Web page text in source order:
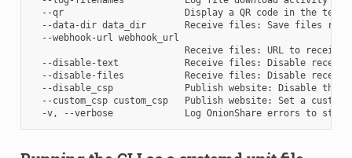
--qr                      Display a QR code in the
--data-dir data_dir       Receive files: Save files
  --webhook-url webhook_url
Receive files: URL to receive
--disable-text            Receive files: Disable
--disable-files           Receive files: Disable
--disable_csp             Publish website: Disable the
--custom_csp custom_csp   Publish website: Set a custom